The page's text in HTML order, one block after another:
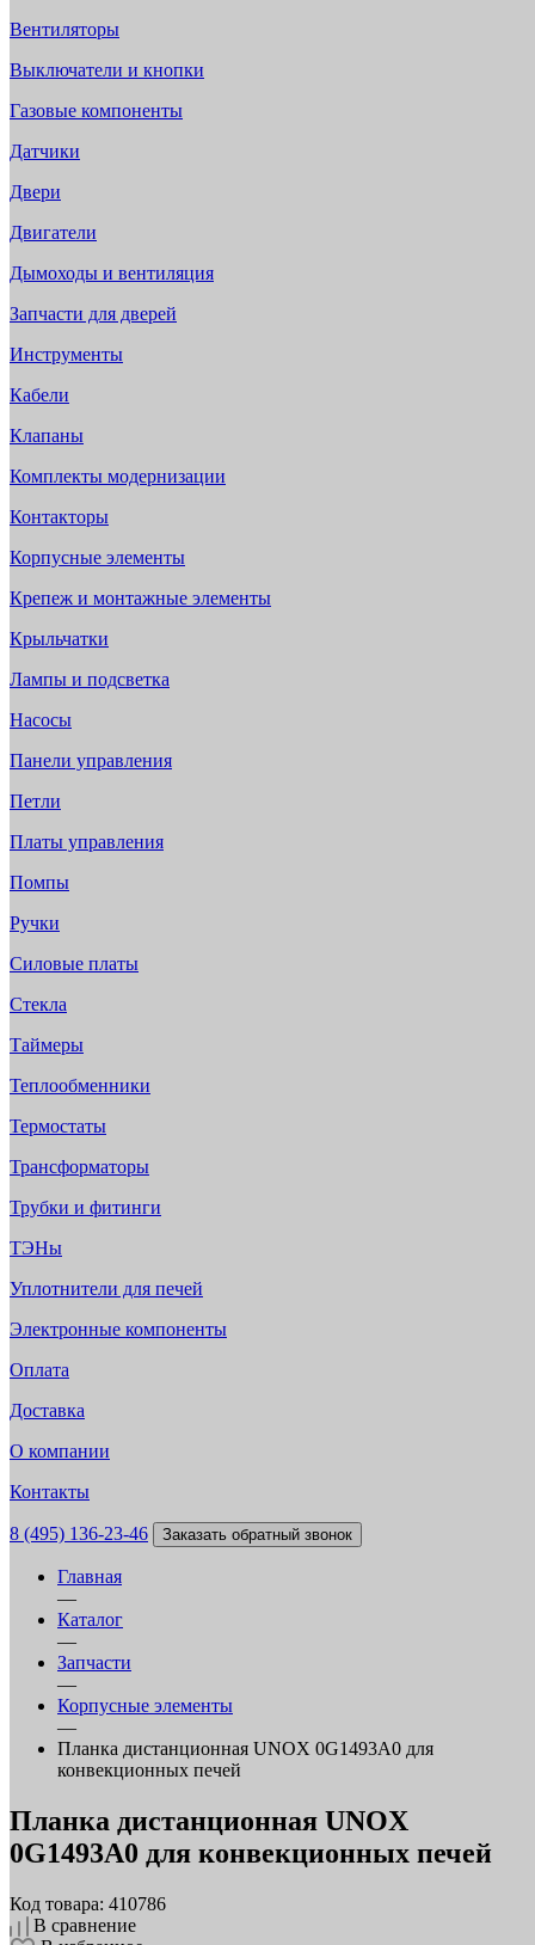
Вентиляторы
Выключатели и кнопки
Газовые компоненты
Датчики
Двери
Двигатели
Дымоходы и вентиляция
Запчасти для дверей
Инструменты
Кабели
Клапаны
Комплекты модернизации
Контакторы
Корпусные элементы
Крепеж и монтажные элементы
Крыльчатки
Лампы и подсветка
Насосы
Панели управления
Петли
Платы управления
Помпы
Ручки
Силовые платы
Стекла
Таймеры
Теплообменники
Термостаты
Трансформаторы
Трубки и фитинги
ТЭНы
Уплотнители для печей
Электронные компоненты
Оплата
Доставка
О компании
Контакты
8 (495) 136-23-46 Заказать обратный звонок
Главная
—
Каталог
—
Запчасти
—
Корпусные элементы
—
Планка дистанционная UNOX 0G1493A0 для
конвекционных печей
Планка дистанционная UNOX
0G1493A0 для конвекционных печей
Код товара: 410786
В сравнение